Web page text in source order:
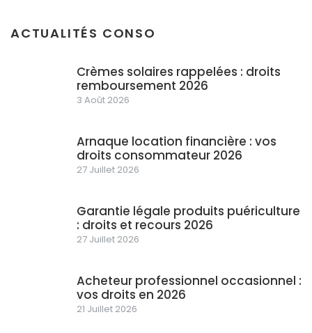
ACTUALITÉS CONSO
Crèmes solaires rappelées : droits
remboursement 2026
3 Août 2026
Arnaque location financière : vos
droits consommateur 2026
27 Juillet 2026
Garantie légale produits puériculture
: droits et recours 2026
27 Juillet 2026
Acheteur professionnel occasionnel :
vos droits en 2026
21 Juillet 2026